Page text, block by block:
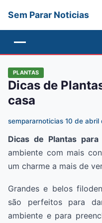
Sem Parar Noticias
PLANTAS
Dicas de
casa
sempararnoticias·10 de abril
Dicas de Plantas
ambiente com mais
um charme a mais de
Grandes e belos
são perfeitos para
ambiente e para